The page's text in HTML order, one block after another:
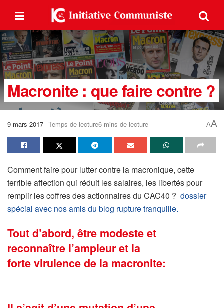
Macronite : que faire contre ?
9 mars 2017 Temps de lecture6 mins de lecture AA
Comment faire pour lutter contre la macronique, cette
terrible affection qui réduit les salaires, les libertés pour
remplir les coffres des actionnaires du CAC40 ? dossier
spécial avec nos amis du blog rupture tranquille.
Tout d’abord, être modeste et
reconnaître l’ampleur et la
forte virulence de la macronite: